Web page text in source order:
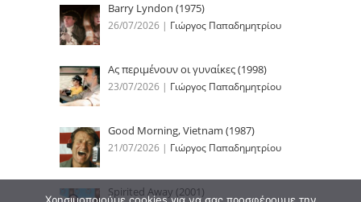
Barry Lyndon (1975)
26/07/2026 | Γιώργος Παπαδημητρίου
Ας περιμένουν οι γυναίκες (1998)
23/07/2026 | Γιώργος Παπαδημητρίου
Good Morning, Vietnam (1987)
21/07/2026 | Γιώργος Παπαδημητρίου
Spirited Away (2001)